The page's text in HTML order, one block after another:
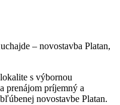
– novostavba Platan,
s výbornou
prenájom príjemný a
novostavbe Platan.